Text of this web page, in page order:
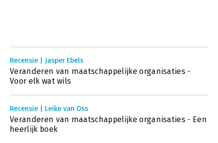
Recensie | Jasper Ebels
Veranderen van maatschappelijke organisaties -
Voor elk wat wils
Recensie | Leike van Oss
Veranderen van maatschappelijke organisaties - Een
heerlijk boek